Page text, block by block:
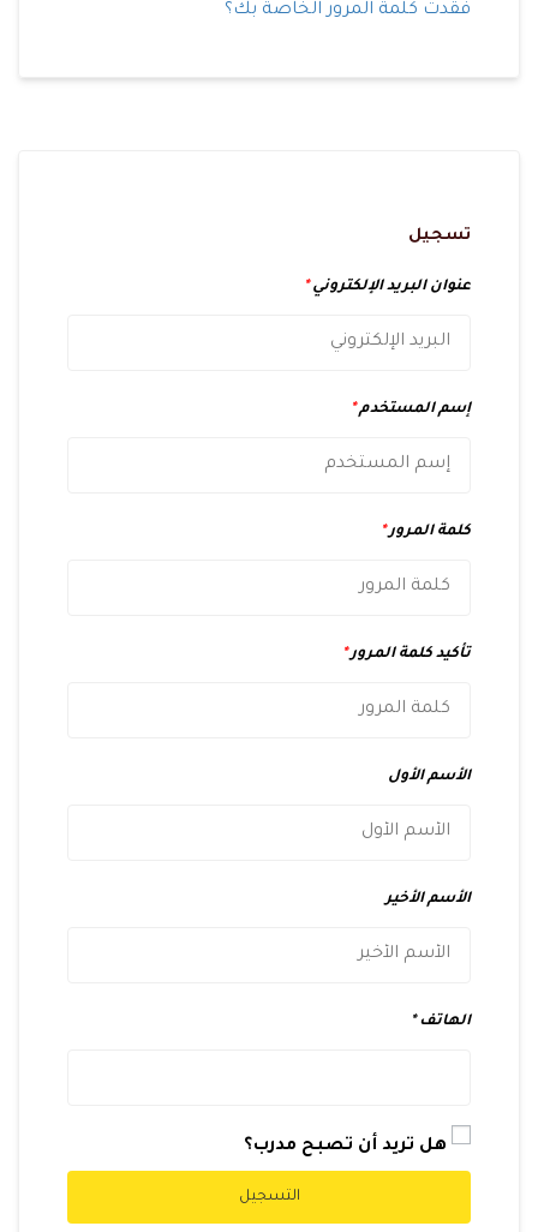
فقدت كلمة المرور الخاصة بك؟
تسجيل
عنوان البريد الإلكتروني*
إسم المستخدم*
كلمة المرور*
تأكيد كلمة المرور*
الأسم الأول
الأسم الأخير
الهاتف
هل تريد أن تصبح مدرب؟
التسجيل